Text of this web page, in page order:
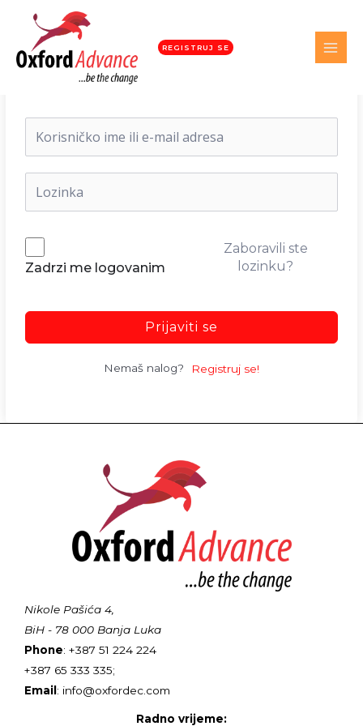
REGISTRUJ SE
Dobrodošli nazad!
Zadrzi me logovanim
Zaboravili ste
lozinku?
Prijaviti se
Nemaš nalog? Registruj se!
Nikole Pašića 4,
BiH - 78 000 Banja Luka
Phone: +387 51 224 224
+387 65 333 335;
Email: info@oxfordec.com
Radno vrijeme: